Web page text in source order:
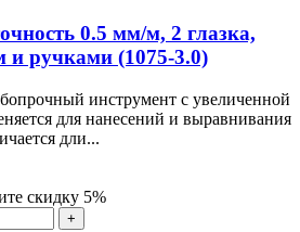
0.5 мм/м, 2 глазка,
и ручками (1075-3.0)
инструмент с увеличенной
для нанесений и выравнивания
дли...
скидку 5%
+